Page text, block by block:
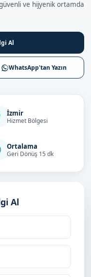
ve hijyenik ortamda
Al
WhatsApp'tan Yazın
İzmir
Hizmet Bölgesi
Ortalama
Geri Dönüş 15 dk
Al